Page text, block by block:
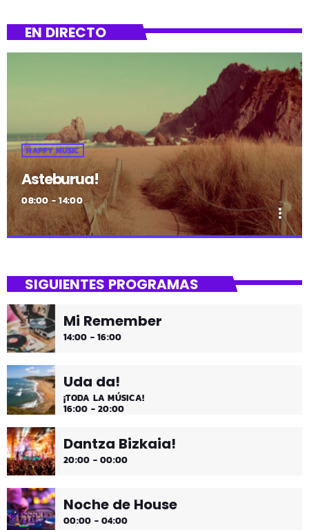
EN DIRECTO
HAPPY MUSIC
Asteburua!
08:00 - 14:00
more_vert
¡Es fin de semana!
¡Música y más música los fines de semana!
SIGUIENTES PROGRAMAS
Mi Remember
14:00 - 16:00
Uda da!
¡TODA LA MÚSICA!
16:00 - 20:00
Dantza Bizkaia!
20:00 - 00:00
Noche de House
00:00 - 04:00